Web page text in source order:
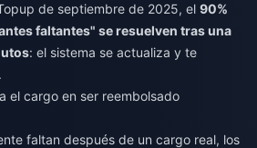
de septiembre de 2025, el 90%
faltantes" se resuelven tras una
: el sistema se actualiza y te
el cargo en ser reembolsado
faltan después de un cargo real, los